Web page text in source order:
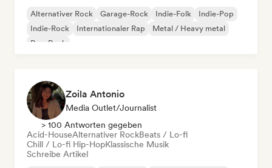
Alternativer Rock Garage-Rock Indie-Folk
Indie-Pop
Indie-Rock
Internationaler Rap
Metal / Heavy metal
Pop-Rock
Zoila Antonio
Media Outlet/Journalist
> 100 Antworten gegeben
Acid-HouseAlternativer RockBeats / Lo-fi
Chill / Lo-fi Hip-HopKlassische Musik
Schreibe Artikel